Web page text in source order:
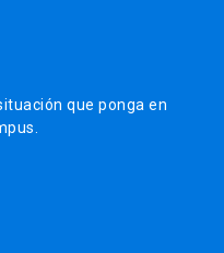
que ponga en